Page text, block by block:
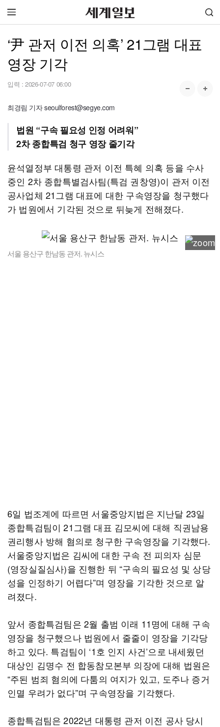
‘尹 관저 이전 의혹’ 21그램 대표
영장 기각
입력 : 2026-07-07 06:00
최경림 기자 seoulforest@segye.com
법원 “구속 필요성 인정 어려워”
2차 종합특검 청구 영장 줄기각
윤석열정부 대통령 관저 이전 특혜 의혹 등을 수사
중인 2차 종합특별검사팀(특검 권창영)이 관저 이전
공사업체 21그램 대표에 대한 구속영장을 청구했다
가 법원에서 기각된 것으로 뒤늦게 전해졌다.
서울 용산구 한남동 관저. 뉴시스
6일 법조계에 따르면 서울중앙지법은 지난달 23일
종합특검팀이 21그램 대표 김모씨에 대해 직권남용
권리행사 방해 혐의로 청구한 구속영장을 기각했다.
서울중앙지법은 김씨에 대한 구속 전 피의자 심문
(영장실질심사)을 진행한 뒤 “구속의 필요성 및 상당
성을 인정하기 어렵다”며 영장을 기각한 것으로 알
려졌다.
앞서 종합특검팀은 2월 출범 이래 11명에 대해 구속
영장을 청구했으나 법원에서 줄줄이 영장을 기각당
하고 있다. 특검팀이 ‘1호 인지 사건’으로 내세웠던
대상인 김명수 전 합동참모본부 의장에 대해 법원은
“주된 범죄 혐의에 다툼의 여지가 있고, 도주나 증거
인멸 우려가 없다”며 구속영장을 기각했다.
종합특검팀은 2022년 대통령 관저 이전 공사 당시